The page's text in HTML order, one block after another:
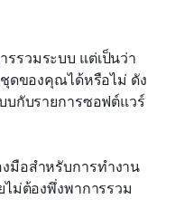
รวมระบบ แต่เป็นว่า
ดของคุณได้หรือไม่ ดัง
กับรายการซอฟต์แวร์
มือสำหรับการทำงาน
ม่ต้องพึ่งพาการรวม